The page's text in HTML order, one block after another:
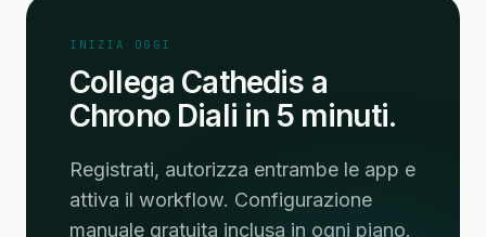
INIZIA OGGI
Collega Cathedis a
Chrono Diali in 5 minuti.
Registrati, autorizza entrambe le app e
attiva il workflow. Configurazione
manuale gratuita inclusa in ogni piano.